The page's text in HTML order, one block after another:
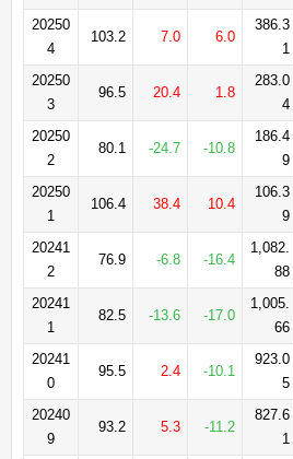
20250
4
103.2 7.0 6.0
386.3
1
20250
3
96.5 20.4 1.8
283.0
4
20250
2
80.1 -24.7 -10.8
186.4
9
20250
1
106.4 38.4 10.4
106.3
9
20241
2
76.9 -6.8 -16.4
1,082.
88
20241
1
82.5 -13.6 -17.0
1,005.
66
20241
0
95.5 2.4 -10.1
923.0
5
20240
9
93.2 5.3 -11.2
827.6
1